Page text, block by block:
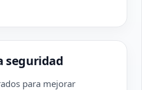
seguridad
para mejorar